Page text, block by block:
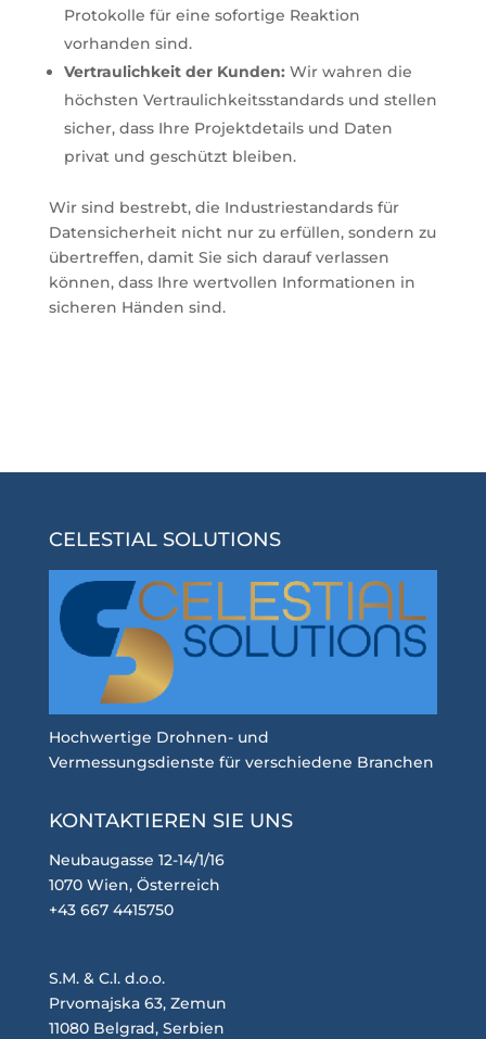
Protokolle für eine sofortige Reaktion
vorhanden sind.
Vertraulichkeit der Kunden: Wir wahren die
höchsten Vertraulichkeitsstandards und stellen
sicher, dass Ihre Projektdetails und Daten
privat und geschützt bleiben.
Wir sind bestrebt, die Industriestandards für
Datensicherheit nicht nur zu erfüllen, sondern zu
übertreffen, damit Sie sich darauf verlassen
können, dass Ihre wertvollen Informationen in
sicheren Händen sind.
CELESTIAL SOLUTIONS
Hochwertige Drohnen- und
Vermessungsdienste für verschiedene Branchen
KONTAKTIEREN SIE UNS
Neubaugasse 12-14/1/16
1070 Wien, Österreich
+43 667 4415750
S.M. & C.I. d.o.o.
Prvomajska 63, Zemun
11080 Belgrad, Serbien